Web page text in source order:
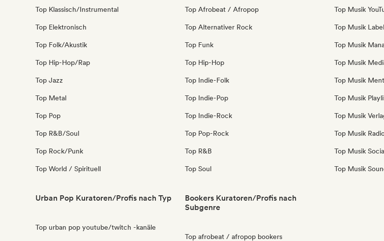
Top Klassisch/Instrumental
Top Elektronisch
Top Folk/Akustik
Top Hip-Hop/Rap
Top Jazz
Top Metal
Top Pop
Top R&B/Soul
Top Rock/Punk
Top World / Spirituell
Top Afrobeat / Afropop
Top Alternativer Rock
Top Funk
Top Hip-Hop
Top Indie-Folk
Top Indie-Pop
Top Indie-Rock
Top Pop-Rock
Top R&B
Top Soul
Top Musik
Top Musik
Top Musik
Top Musik
Top Musik
Top Musik
Top Musik
Top Musik
Top Musik
Top Musik
Urban Pop Kuratoren/Profis nach Typ
Top urban pop youtube/twitch -kanäle
Bookers Kuratoren/Profis nach
Subgenre
Top afrobeat / afropop bookers